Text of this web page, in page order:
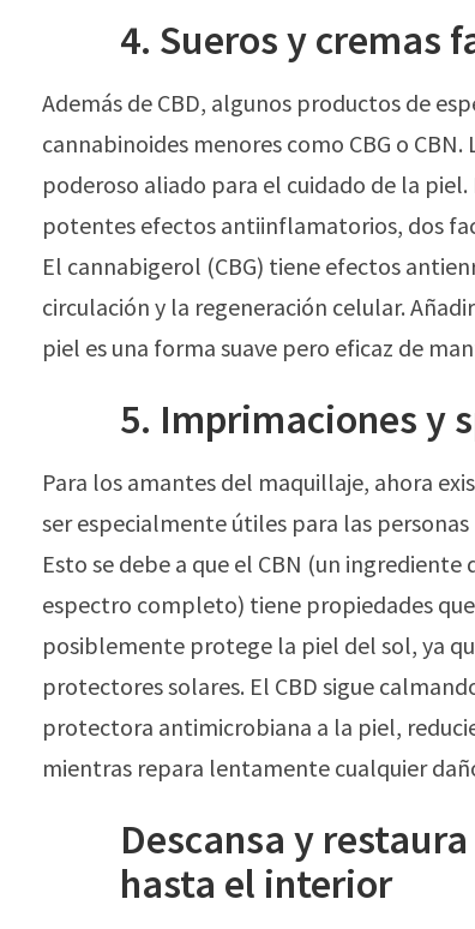
4. Sueros y cremas
Además de CBD, algunos productos de
cannabinoides menores como CBG o
poderoso aliado para el cuidado de la
potentes efectos antiinflamatorios, dos
El cannabigerol (CBG) tiene efectos
circulación y la regeneración celular.
piel es una forma suave pero eficaz de
5. Imprimaciones y
Para los amantes del maquillaje, ahora
ser especialmente útiles para las
Esto se debe a que el CBN (un
espectro completo) tiene propiedades
posiblemente protege la piel del sol, ya
protectores solares. El CBD sigue
protectora antimicrobiana a la piel,
mientras repara lentamente cualquier
Descansa y
hasta el interior